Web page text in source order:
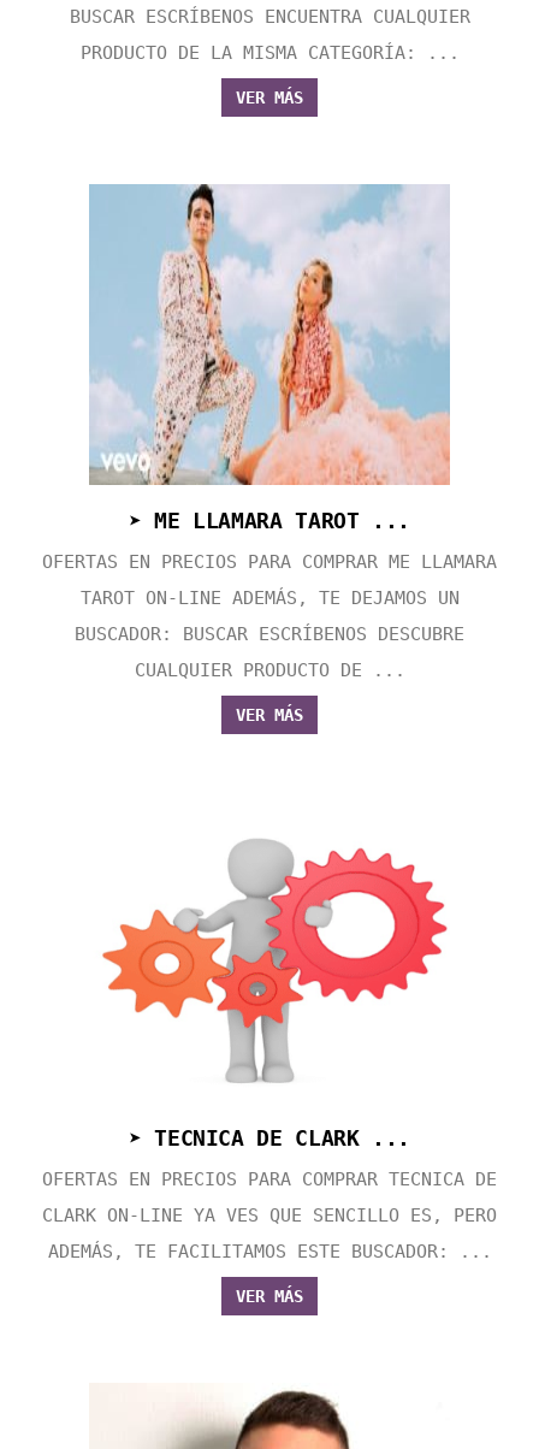
BUSCAR ESCRÍBENOS ENCUENTRA CUALQUIER
PRODUCTO DE LA MISMA CATEGORÍA: ...
VER MÁS
➤ ME LLAMARA TAROT ...
OFERTAS EN PRECIOS PARA COMPRAR ME LLAMARA
TAROT ON-LINE ADEMÁS, TE DEJAMOS UN
BUSCADOR: BUSCAR ESCRÍBENOS DESCUBRE
CUALQUIER PRODUCTO DE ...
VER MÁS
➤ TECNICA DE CLARK ...
OFERTAS EN PRECIOS PARA COMPRAR TECNICA DE
CLARK ON-LINE YA VES QUE SENCILLO ES, PERO
ADEMÁS, TE FACILITAMOS ESTE BUSCADOR: ...
VER MÁS